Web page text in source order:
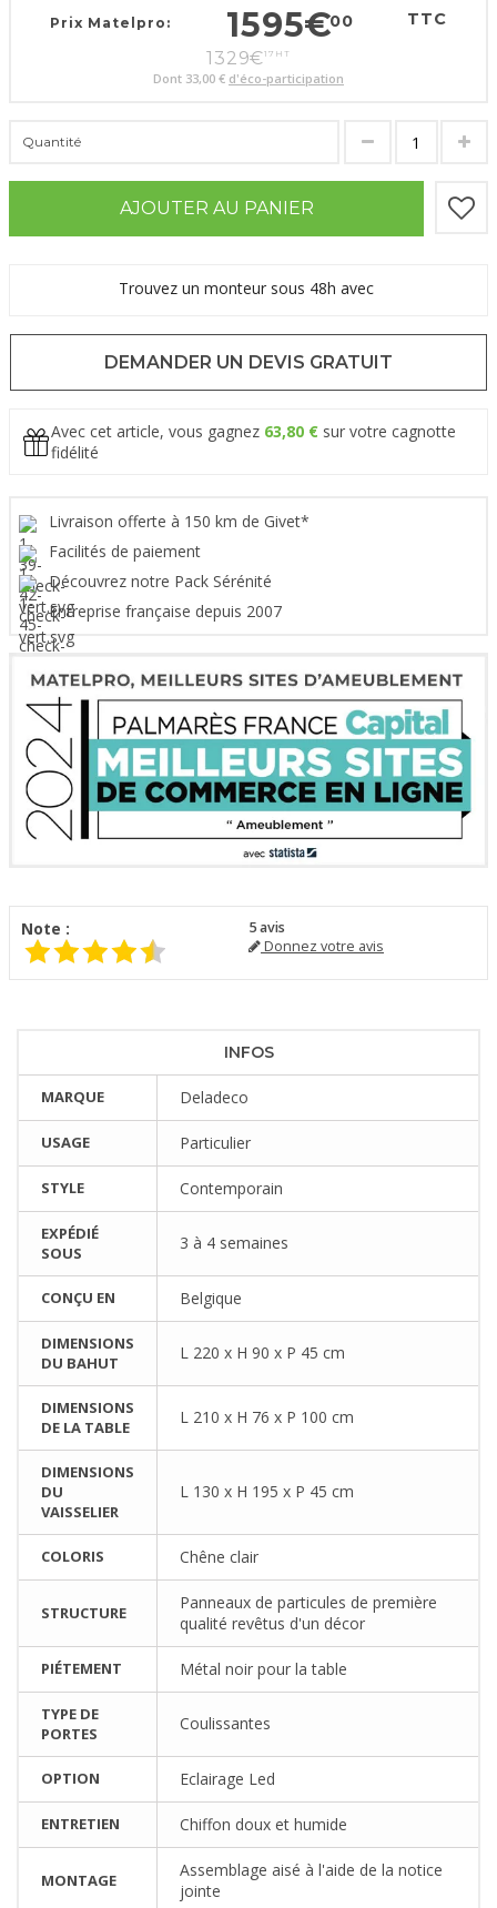
Prix Matelpro: 1595€00 TTC
1329€17 HT
Dont 33,00 € d'éco-participation
Quantité
AJOUTER AU PANIER
Trouvez un monteur sous 48h avec
DEMANDER UN DEVIS GRATUIT
Avec cet article, vous gagnez 63,80 € sur votre cagnotte
fidélité
Livraison offerte à 150 km de Givet*
Facilités de paiement
Découvrez notre Pack Sérénité
Entreprise française depuis 2007
Note : 5avis
Donnez votre avis
INFOS
MARQUE Deladeco
USAGE Particulier
STYLE Contemporain
EXPÉDIÉ
SOUS
3 à 4 semaines
CONÇU EN Belgique
DIMENSIONS
DU BAHUT
L 220 x H 90 x P 45 cm
DIMENSIONS
DE LA TABLE
L 210 x H 76 x P 100 cm
DIMENSIONS
DU
VAISSELIER
L 130 x H 195 x P 45 cm
COLORIS Chêne clair
STRUCTURE
Panneaux de particules de première
qualité revêtus d'un décor
PIÉTEMENT Métal noir pour la table
TYPE DE
PORTES
Coulissantes
OPTION Eclairage Led
ENTRETIEN Chiffon doux et humide
MONTAGE
Assemblage aisé à l'aide de la notice
jointe